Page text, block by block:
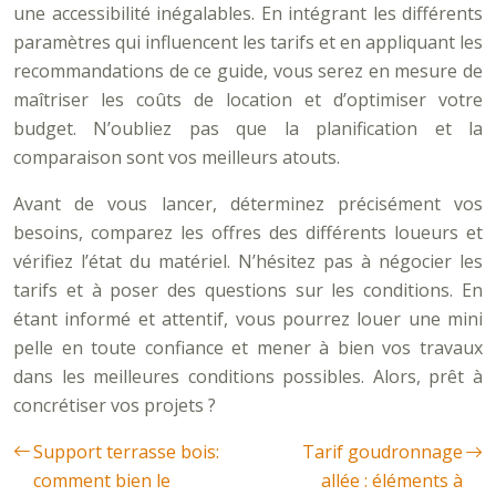
une accessibilité inégalables. En intégrant les différents
paramètres qui influencent les tarifs et en appliquant les
recommandations de ce guide, vous serez en mesure de
maîtriser les coûts de location et d’optimiser votre
budget. N’oubliez pas que la planification et la
comparaison sont vos meilleurs atouts.
Avant de vous lancer, déterminez précisément vos
besoins, comparez les offres des différents loueurs et
vérifiez l’état du matériel. N’hésitez pas à négocier les
tarifs et à poser des questions sur les conditions. En
étant informé et attentif, vous pourrez louer une mini
pelle en toute confiance et mener à bien vos travaux
dans les meilleures conditions possibles. Alors, prêt à
concrétiser vos projets ?
Support terrasse bois:
comment bien le
Tarif goudronnage
allée : éléments à